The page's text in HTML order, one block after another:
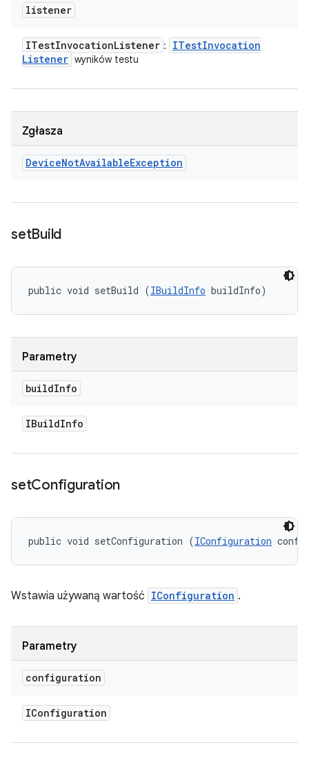
listener
ITestInvocationListener : ITestInvocation
Listener wyników testu
Zgłasza
DeviceNotAvailableException
setBuild
public void setBuild (IBuildInfo buildInfo)
Parametry
buildInfo
IBuildInfo
setConfiguration
public void setConfiguration (IConfiguration
Wstawia używaną wartość IConfiguration .
Parametry
configuration
IConfiguration